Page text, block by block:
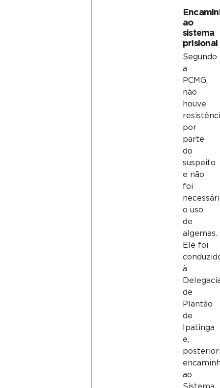
ao
sistema
prisional
Segundo
a
PCMG,
não
houve
por
parte
do
suspeito
e não
foi
o uso
de
algemas.
Ele foi
à
de
Plantão
de
Ipatinga
e,
ao